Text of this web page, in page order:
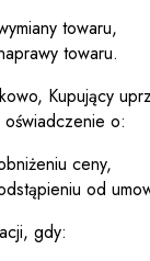
towaru,
towaru.
Kupujący
oświadczenie o:
ceny,
od
gdy: